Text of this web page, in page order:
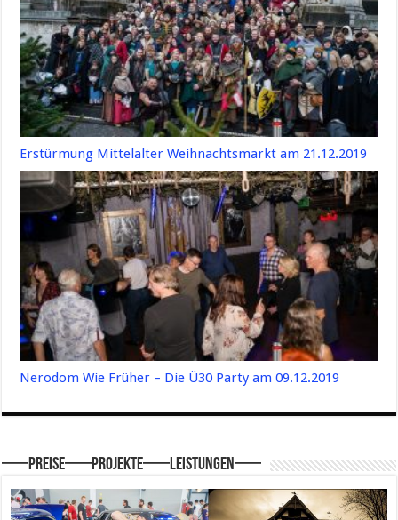
Erstürmung Mittelalter Weihnachtsmarkt am 21.12.2019
Nerodom Wie Früher – Die Ü30 Party am 09.12.2019
—–Preise—–Projekte—–Leistungen—–